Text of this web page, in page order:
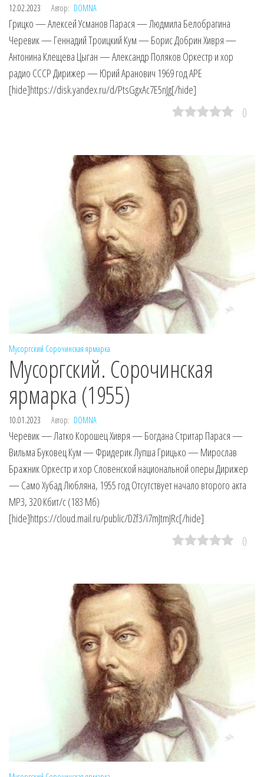
12.02.2023 Автор: DOMNA
Грицко — Алексей Усманов Парася — Людмила Белобрагина
Черевик — Геннадий Троицкий Кум — Борис Добрин Хивря —
Антонина Клещева Цыган — Александр Поляков Оркестр и хор
радио СССР Дирижер — Юрий Аранович 1969 год APE
[hide]https://disk.yandex.ru/d/PtsGgxAc7E5nJg[/hide]
0
Мусоргский Сорочинская ярмарка
Мусоргский. Сорочинская
ярмарка (1955)
10.01.2023 Автор: DOMNA
Черевик — Латко Корошец Хивря — Богдана Стритар Парася —
Вильма Буковец Кум — Фридерик Лупша Грицько — Мирослав
Бражник Оркестр и хор Словенской национальной оперы Дирижер
— Само Хубад Любляна, 1955 год Отсутствует начало второго акта
MP3, 320 Кбит/с (183 Мб)
[hide]https://cloud.mail.ru/public/DZf3/i7mJtmJRc[/hide]
0